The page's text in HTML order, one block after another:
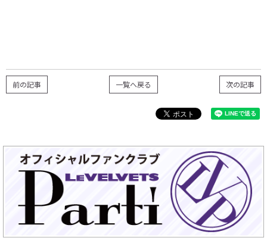
次の記事
一覧へ戻る
前の記事